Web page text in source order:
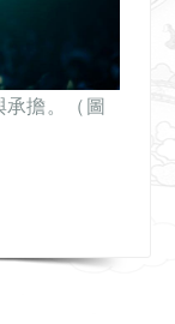
擔。（圖